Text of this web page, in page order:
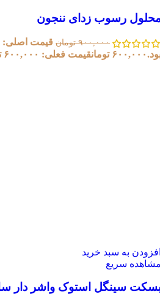
رسوب زدای ننجون
۹۰۰,۰۰۰ تومان
۶۰۰,۰۰۰ تومانقیمت فعلی: ۶۰۰,۰۰۰ تومان.
به سبد خرید
سریع
سینگل استوک واشر دار سایز 51